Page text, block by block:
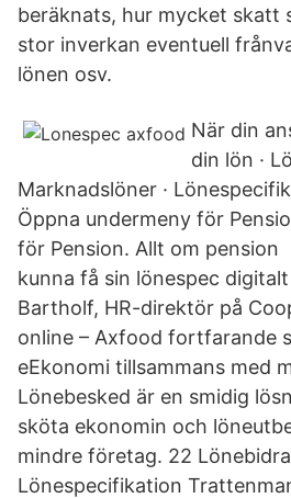
beräknats, hur mycket skatt
stor inverkan eventuell
lönen osv.
När din
din lön ·
Marknadslöner ·
Öppna undermeny för
för Pension. Allt om pension
kunna få sin lönespec
Bartholf, HR-direktör på
online – Axfood fortfarande
eEkonomi tillsammans med
Lönebesked är en smidig
sköta ekonomin och
mindre företag. 22
Lönespecifikation